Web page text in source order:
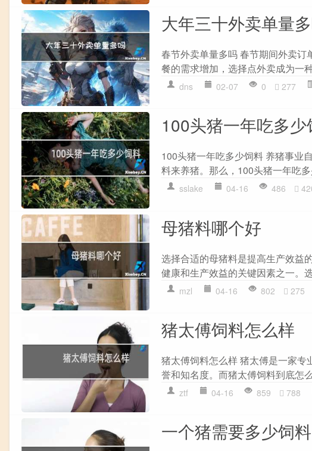
大年三十外卖单量
春节外卖单量多吗 春节期间外卖
餐的需求增加，选择点外卖成为一
dns 02-07 0 277
100头猪一年吃多少
100头猪一年吃多少饲料 养猪事业
料来养猪。那么，100头猪一年吃
sslake 04-16 486
母猪料哪个好
选择合适的母猪料是提高生产效益
健康和生产效益的关键因素之一。
mzl 04-16 802 275
猪太傅饲料怎么样
猪太傅饲料怎么样 猪太傅是一家
誉和知名度。而猪太傅饲料到底怎
ztf 04-16 859 788
一个猪需要多少饲料